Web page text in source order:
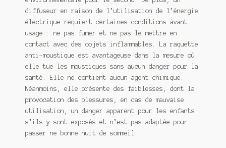
diffuseur en raison de l’utilisation de l’énergie
électrique requiert certaines conditions avant
usage : ne pas fumer et ne pas le mettre en
contact avec des objets inflammables. La raquette
anti-moustique est avantageuse dans la mesure où
elle tue les moustiques sans aucun danger pour la
santé. Elle ne contient aucun agent chimique.
Néanmoins, elle présente des faiblesses, dont la
provocation des blessures, en cas de mauvaise
utilisation, un danger apparent pour les enfants
s’ils y sont exposés et n’est pas adaptée pour
passer ne bonne nuit de sommeil.